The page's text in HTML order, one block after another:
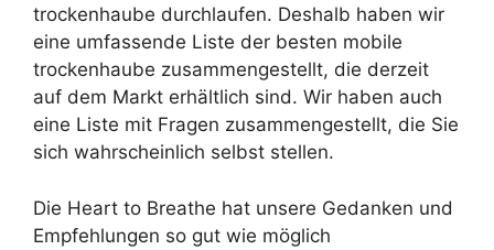
trockenhaube durchlaufen. Deshalb haben wir
eine umfassende Liste der besten mobile
trockenhaube zusammengestellt, die derzeit
auf dem Markt erhältlich sind. Wir haben auch
eine Liste mit Fragen zusammengestellt, die Sie
sich wahrscheinlich selbst stellen.
Die Heart to Breathe hat unsere Gedanken und
Empfehlungen so gut wie möglich